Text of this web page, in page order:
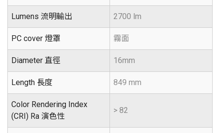
Lumens 流明輸出 2700 lm
PC cover 燈罩 霧面
Diameter 直徑 16mm
Length 長度 849 mm
Color Rendering Index
(CRI) Ra 演色性
> 82